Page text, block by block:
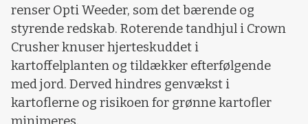
renser Opti Weeder, som det bærende og
styrende redskab. Roterende tandhjul i Crown
Crusher knuser hjerteskuddet i
kartoffelplanten og tildækker efterfølgende
med jord. Derved hindres genvækst i
kartoflerne og risikoen for grønne kartofler
minimeres.